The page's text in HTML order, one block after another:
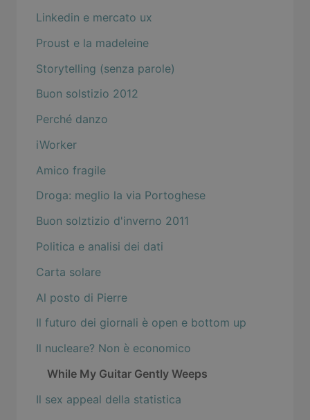
Linkedin e mercato ux
Proust e la madeleine
Storytelling (senza parole)
Buon solstizio 2012
Perché danzo
iWorker
Amico fragile
Droga: meglio la via Portoghese
Buon solztizio d'inverno 2011
Politica e analisi dei dati
Carta solare
Al posto di Pierre
Il futuro dei giornali è open e bottom up
Il nucleare? Non è economico
While My Guitar Gently Weeps
Il sex appeal della statistica